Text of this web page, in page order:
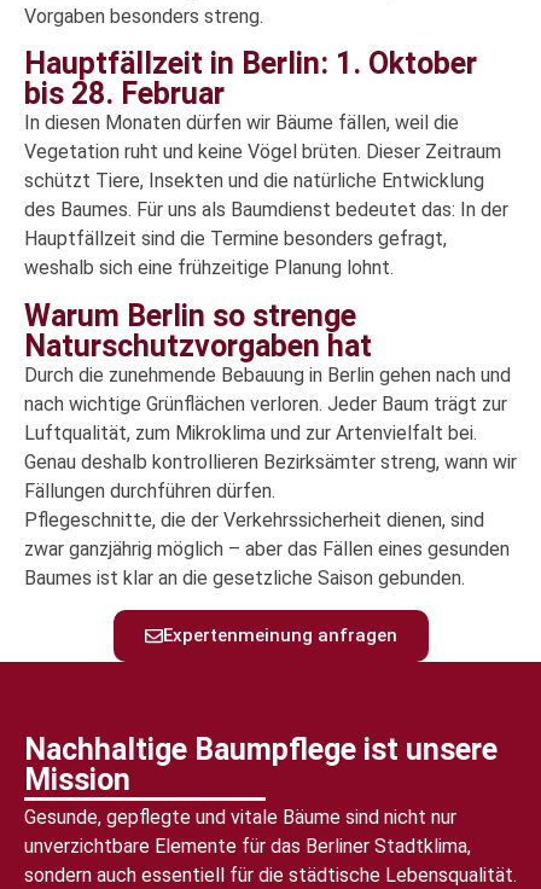
Vorgaben besonders streng.
Hauptfällzeit in Berlin: 1. Oktober
bis 28. Februar
In diesen Monaten dürfen wir Bäume fällen, weil die
Vegetation ruht und keine Vögel brüten. Dieser Zeitraum
schützt Tiere, Insekten und die natürliche Entwicklung
des Baumes. Für uns als Baumdienst bedeutet das: In der
Hauptfällzeit sind die Termine besonders gefragt,
weshalb sich eine frühzeitige Planung lohnt.
Warum Berlin so strenge
Naturschutzvorgaben hat
Durch die zunehmende Bebauung in Berlin gehen nach und
nach wichtige Grünflächen verloren. Jeder Baum trägt zur
Luftqualität, zum Mikroklima und zur Artenvielfalt bei.
Genau deshalb kontrollieren Bezirksämter streng, wann wir
Fällungen durchführen dürfen.
Pflegeschnitte, die der Verkehrssicherheit dienen, sind
zwar ganzjährig möglich – aber das Fällen eines gesunden
Baumes ist klar an die gesetzliche Saison gebunden.
Expertenmeinung anfragen
Nachhaltige Baumpflege ist unsere
Mission
Gesunde, gepflegte und vitale Bäume sind nicht nur
unverzichtbare Elemente für das Berliner Stadtklima,
sondern auch essentiell für die städtische Lebensqualität.